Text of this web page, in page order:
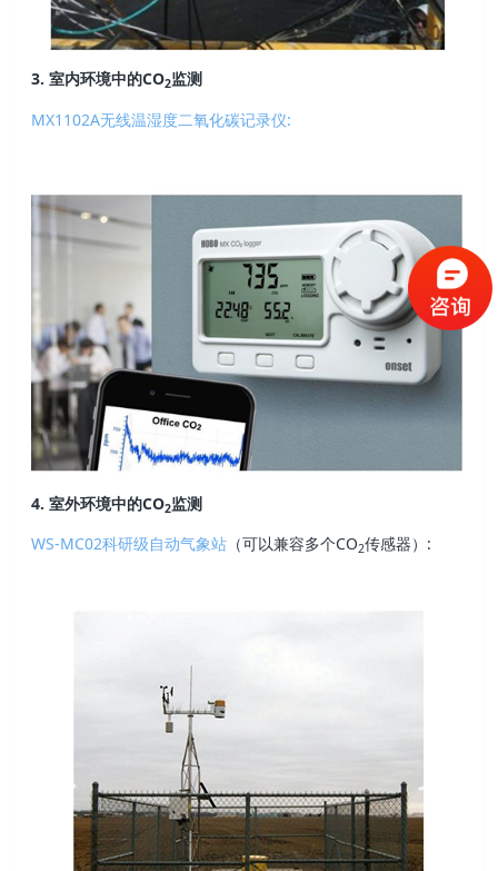
3. 室内环境中的CO2监测
MX1102A无线温湿度二氧化碳记录仪:
4. 室外环境中的CO2监测
WS-MC02科研级自动气象站 （可以兼容多个CO2传感器）: